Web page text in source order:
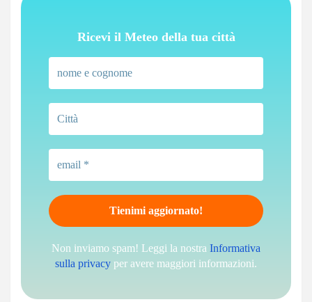
Ricevi il Meteo della tua città
Non inviamo spam! Leggi la nostra Informativa
sulla privacy per avere maggiori informazioni.